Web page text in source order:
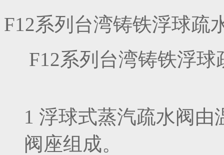
F12系列台湾铸铁浮球疏
F12系列台湾铸铁浮
1 浮球式蒸汽疏水阀
阀座组成。